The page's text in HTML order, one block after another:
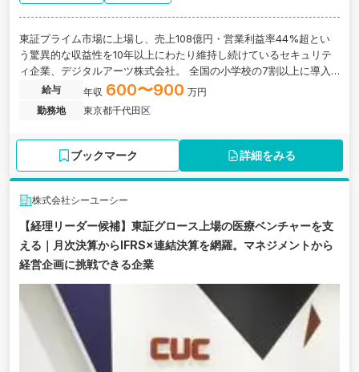
東証プライム市場に上場し、売上108億円・営業利益率44%超とい
う驚異的な収益性を10年以上にわたり維持し続けているセキュリテ
ィ企業、デジタルアーツ株式会社。 全国の小学校の7割以上に導入
される「i-FILTER」をはじめ、有害サイトの遮断や安全なファイル授
受を支える「FinalCode」など、社会インフラとも言えるセキュリ
ティ製品を、代理店営業100%・開発内製化という独自の高収益ビジ
へ一人1台タブレットが配布される中、同社の事業はさらなる拡大が
見込まれており、まさに成長企業の財務基盤を支える立場に携わる
ことができます。経理メンバーとしては、財務会計・管理会計・開
示業務が分業されすぎていない環境のため、月次決算はもちろん、
法人対応まで一気通貫で経験を積むことができます。 上場企業水準
の実務力を着実に磨きながら、ゆくゆくは経理部門の責任者として
マネジメントを担うキャリアも見据えられる、経理としての市場価
給与 年収 600〜900 万円
勤務地
東京都千代田区
ブックマーク 詳細をみる
株式会社シーユーシー
【経理リーダー候補】東証グロース上場の医療ベンチャーを支
える｜月次決算からIFRS×連結決算を網羅。マネジメントから
経営企画に挑戦できる企業